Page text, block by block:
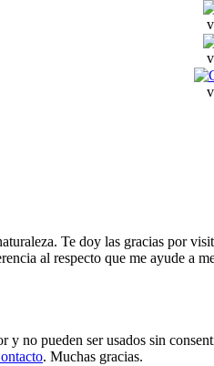
Te doy las gracias por
al respecto que me ayude a
y no pueden ser usados sin
. Muchas gracias.